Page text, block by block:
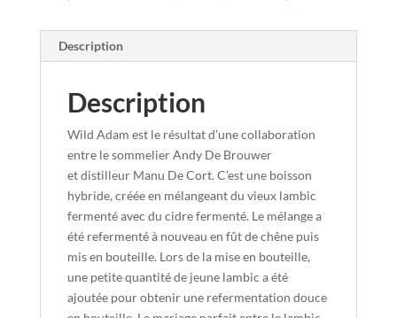
Description
Description
Wild Adam est le résultat d’une collaboration
entre le sommelier Andy De Brouwer
et distilleur Manu De Cort. C’est une boisson
hybride, créée en mélangeant du vieux lambic
fermenté avec du cidre fermenté. Le mélange a
été refermenté à nouveau en fût de chêne puis
mis en bouteille. Lors de la mise en bouteille,
une petite quantité de jeune lambic a été
ajoutée pour obtenir une refermentation douce